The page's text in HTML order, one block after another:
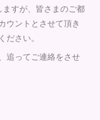
すが、皆さまのご都
ウントとさせて頂き
さい。
追ってご連絡をさせ